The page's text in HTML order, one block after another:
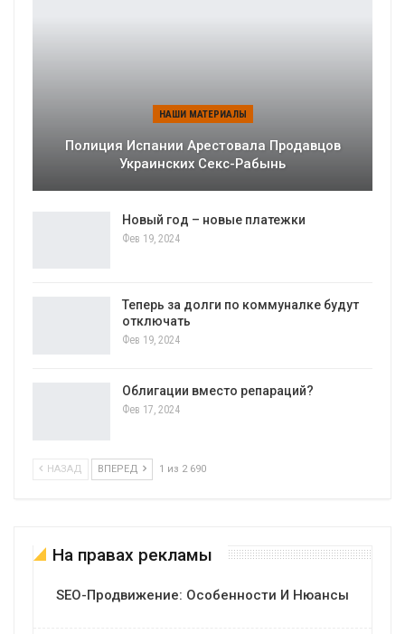
НАШИ МАТЕРИАЛЫ
Полиция Испании Арестовала Продавцов
Украинских Секс-Рабынь
Новый год – новые платежки
Фев 19, 2024
Теперь за долги по коммуналке будут
отключать
Фев 19, 2024
Облигации вместо репараций?
Фев 17, 2024
НАЗАД ВПЕРЕД 1 из 2 690
На правах рекламы
SEO-Продвижение: Особенности И Нюансы